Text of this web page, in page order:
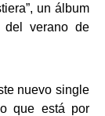
un álbum
del verano de
nuevo single
que está por